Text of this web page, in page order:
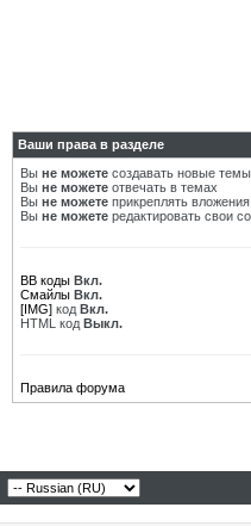
Ваши права в разделе
Вы не можете создавать новые темы
Вы не можете отвечать в темах
Вы не можете прикреплять вложения
Вы не можете редактировать свои
BB коды Вкл.
Смайлы Вкл.
[IMG] код Вкл.
HTML код Выкл.
Правила форума